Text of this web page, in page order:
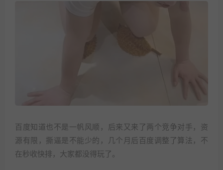
百度知道也不是一帆风顺，后来又来了两个竞争对手，资
源有限，撕逼是不能少的，几个月后百度调整了算法，不
在秒收快排，大家都没得玩了。